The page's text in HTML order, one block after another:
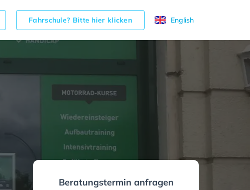
Fahrschule? Bitte hier klicken English
Beratungstermin anfragen